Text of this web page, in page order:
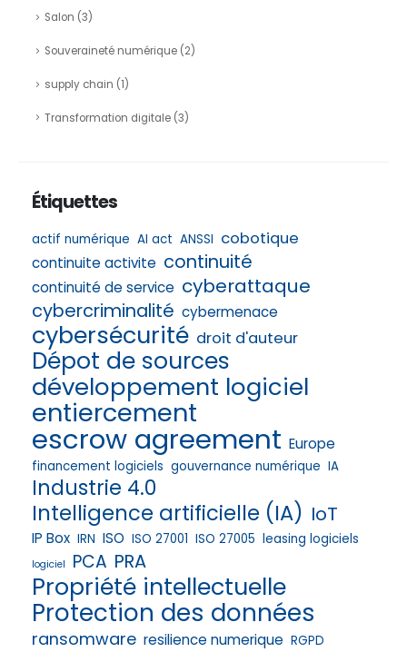
Salon (3)
Souveraineté numérique(2)
supply chain (1)
Transformation digitale(3)
Étiquettes
actif numérique AI act ANSSI cobotique
continuite activite continuité
continuité de service cyberattaque
cybercriminalité cybermenace
cybersécurité droit d'auteur
Dépot de sources
développement logiciel
entiercement
escrow agreement Europe
financement logiciels gouvernance numérique IA
Industrie 4.0
Intelligence artificielle (IA) IoT
IP Box IRN ISO ISO 27001 ISO 27005 leasing logiciels
logiciel PCA PRA
Propriété intellectuelle
Protection des données
ransomware resilience numerique RGPD